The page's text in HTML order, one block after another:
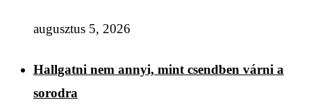
augusztus 5, 2026
Hallgatni nem annyi, mint csendben várni a
sorodra